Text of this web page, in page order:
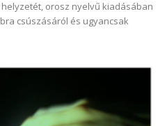
orosz nyelvű kiadásában
csúszásáról és ugyancsak